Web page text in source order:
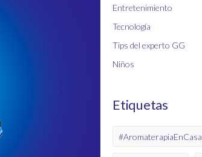
Entretenimiento
Tecnología
Tips del experto GG
Niños
Etiquetas
#AromaterapiaEnCasa